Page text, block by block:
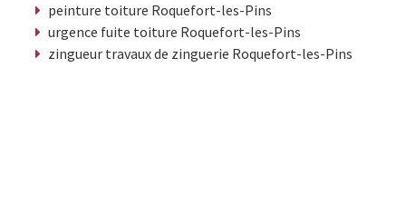
peinture toiture Roquefort-les-Pins
urgence fuite toiture Roquefort-les-Pins
zingueur travaux de zinguerie Roquefort-les-Pins